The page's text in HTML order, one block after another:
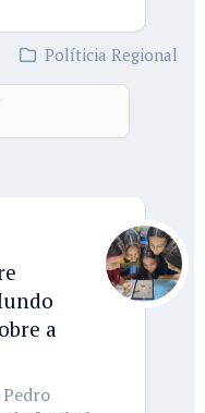
Políticia Regional
a